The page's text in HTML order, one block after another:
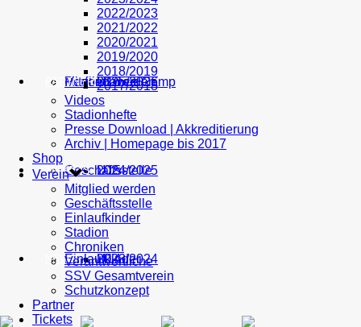
U16
U15
U14
Performance Camp
2025/2026
2024/2025
2023/2024
Mitglied werden
Geschäftsstelle
Einlaufkinder
PARTNER
TICKETS
NEWS
2022/2023
2021/2022
2020/2021
2019/2020
2018/2019
2017/2018
Videos
Stadionhefte
Presse Download | Akkreditierung
Archiv | Homepage bis 2017
Shop
Verein
Mitglied werden
Geschäftsstelle
Einlaufkinder
Stadion
Chroniken
Verantwortliche
SSV Gesamtverein
Schutzkonzept
Partner
Tickets